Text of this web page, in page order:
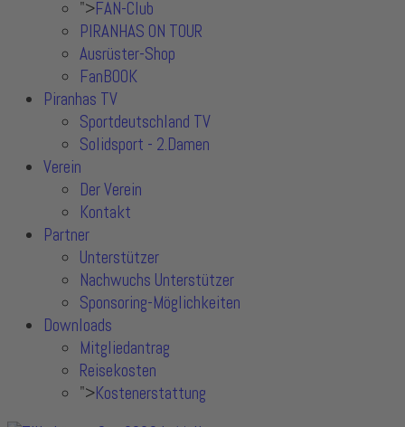
">FAN-Club
PIRANHAS ON TOUR
Ausrüster-Shop
FanBOOK
Piranhas TV
Sportdeutschland TV
Solidsport - 2.Damen
Verein
Der Verein
Kontakt
Partner
Unterstützer
Nachwuchs Unterstützer
Sponsoring-Möglichkeiten
Downloads
Mitgliedantrag
Reisekosten
">Kostenerstattung